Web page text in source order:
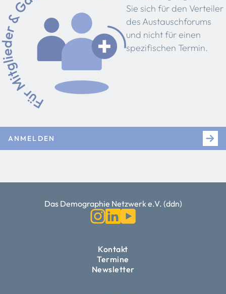
Sie sich für den Verteiler
des Austauschforums
und nicht für einen
spezifischen Termin.
ANMELDEN
Das Demographie Netzwerk e.V. (ddn)
Kontakt
Termine
Newsletter